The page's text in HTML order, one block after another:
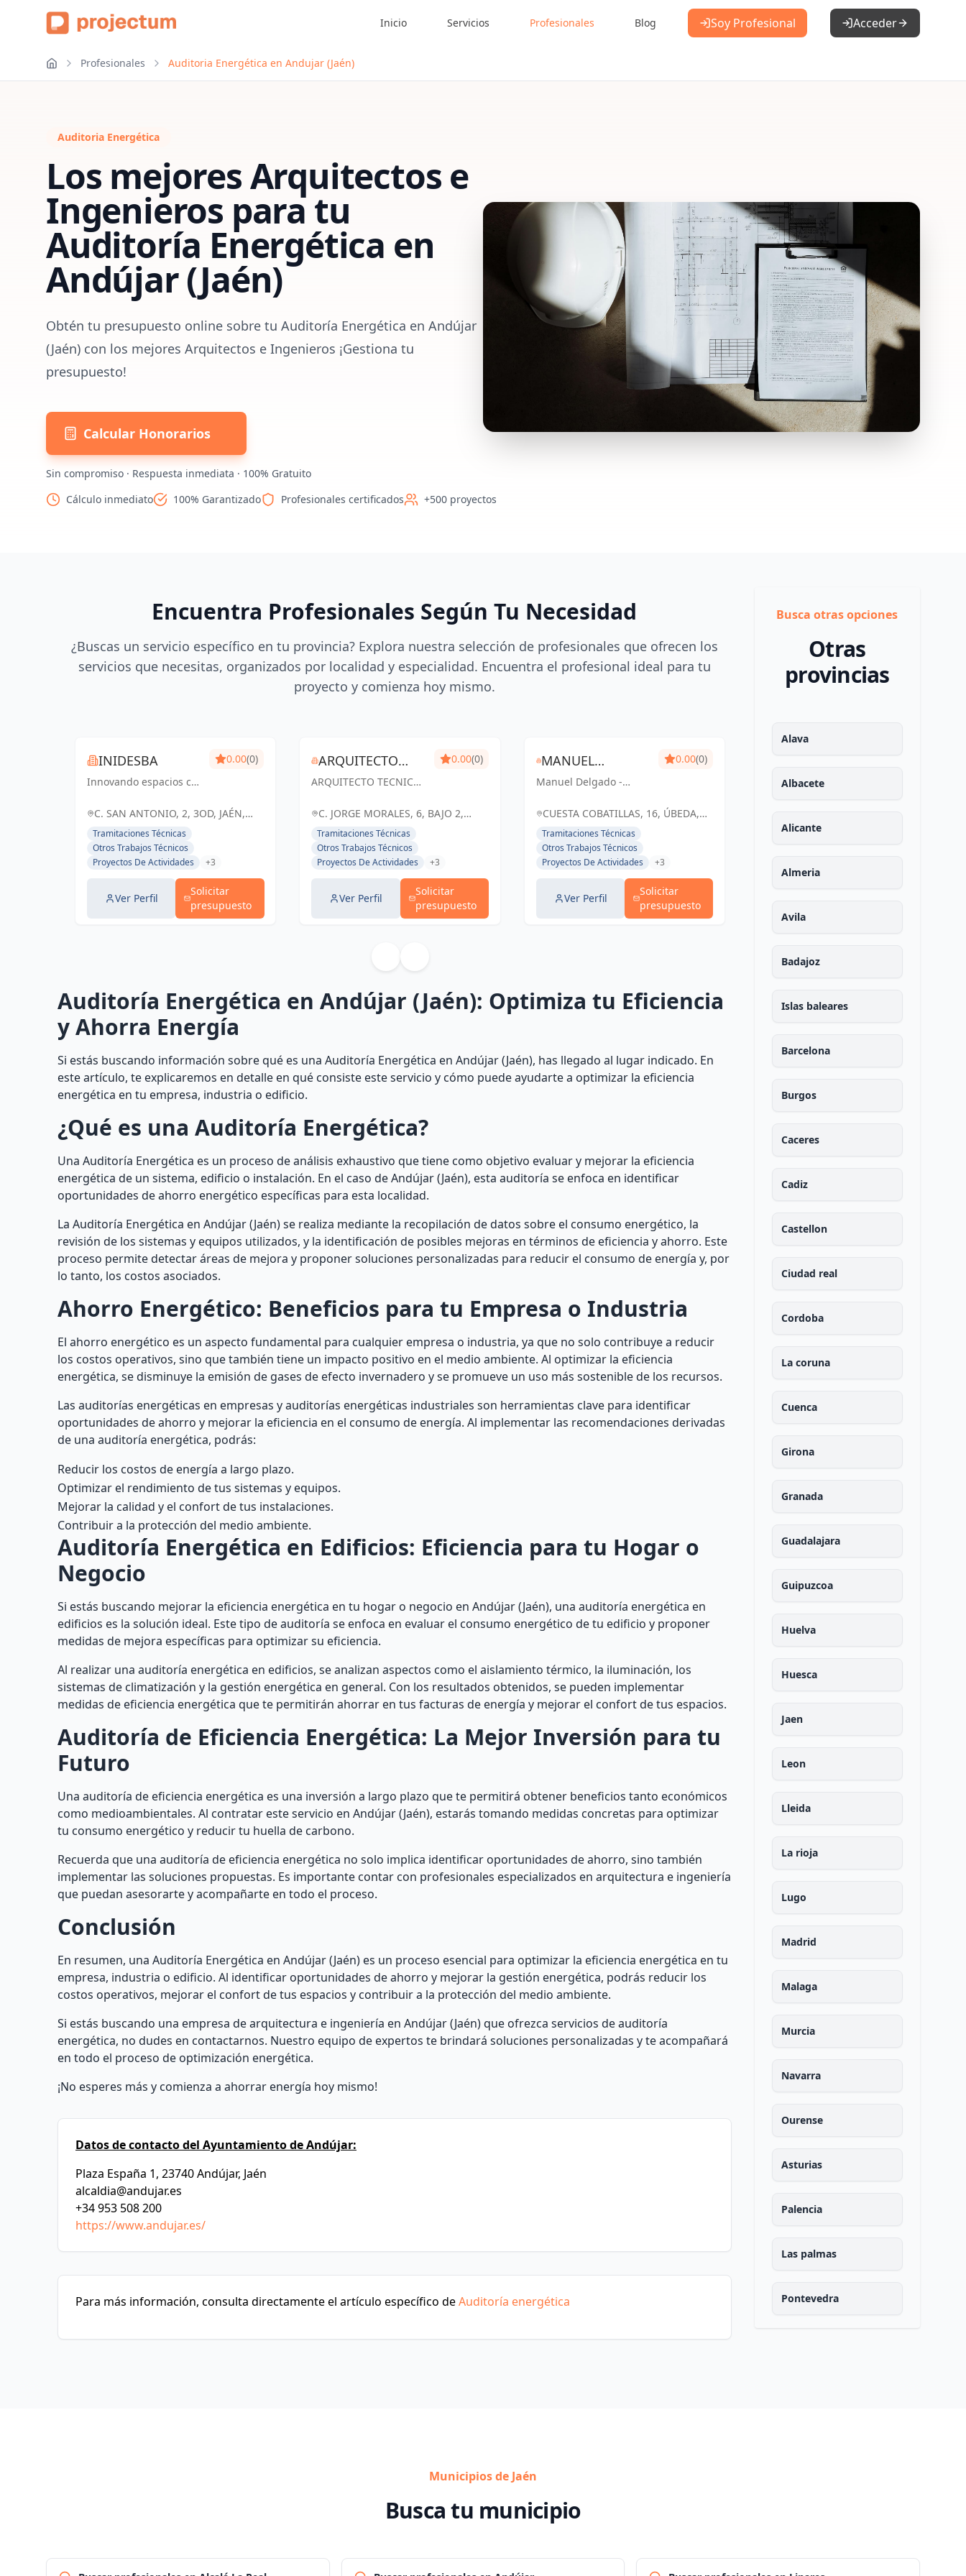
Inicio Servicios Profesionales Blog Soy Profesional Acceder
Profesionales Auditoria Energética en Andujar (Jaén)
Auditoria Energética
Los mejores Arquitectos e
Ingenieros para tu
Auditoría Energética en
Andújar (Jaén)
Obtén tu presupuesto online sobre tu Auditoría Energética en Andújar
(Jaén) con los mejores Arquitectos e Ingenieros ¡Gestiona tu
presupuesto!
Calcular Honorarios
Sin compromiso · Respuesta inmediata · 100% Gratuito
Cálculo inmediato
100% Garantizado Profesionales certificados +500 proyectos
Encuentra Profesionales Según Tu Necesidad
¿Buscas un servicio específico en tu provincia? Explora nuestra selección de profesionales que ofrecen los
servicios que necesitas, organizados por localidad y especialidad. Encuentra el profesional ideal para tu
proyecto y comienza hoy mismo.
INIDESBA
Innovando espacios con
arquitectónico de
0.00(0)
C. SAN ANTONIO, 2, 3OD, JAÉN,
ESPAÑA, España
Tramitaciones Técnicas
Otros Trabajos Técnicos
Proyectos De Actividades
+3
Ver Perfil
Solicitar
presupuesto
ARQUITECTO
TECNICO TMPRO
ARQUITECTO TECNICO
técnicas y creativas
ingeniería y
arquitectura en Jaén.
0.00(0)
C. JORGE MORALES, 6, BAJO 2,
JAÉN, ESPAÑA, España
Tramitaciones Técnicas
Otros Trabajos Técnicos
Proyectos De Actividades
+3
Ver Perfil
Solicitar
presupuesto
MANUEL
DELGADO -
ARQUITECTO
TÉCNICO
Manuel Delgado -
Soluciones ingeniosas
Úbeda y Jaén.
Trabajando juntos,
construyendo sueños.
0.00(0)
CUESTA COBATILLAS, 16, ÚBEDA,
JAÉN, ESPAÑA, España
Tramitaciones Técnicas
Otros Trabajos Técnicos
Proyectos De Actividades
+3
Ver Perfil
Solicitar
presupuesto
Auditoría Energética en Andújar (Jaén): Optimiza tu Eficiencia
y Ahorra Energía
Si estás buscando información sobre qué es una Auditoría Energética en Andújar (Jaén), has llegado al lugar indicado. En
este artículo, te explicaremos en detalle en qué consiste este servicio y cómo puede ayudarte a optimizar la eficiencia
energética en tu empresa, industria o edificio.
¿Qué es una Auditoría Energética?
Una Auditoría Energética es un proceso de análisis exhaustivo que tiene como objetivo evaluar y mejorar la eficiencia
energética de un sistema, edificio o instalación. En el caso de Andújar (Jaén), esta auditoría se enfoca en identificar
oportunidades de ahorro energético específicas para esta localidad.
La Auditoría Energética en Andújar (Jaén) se realiza mediante la recopilación de datos sobre el consumo energético, la
revisión de los sistemas y equipos utilizados, y la identificación de posibles mejoras en términos de eficiencia y ahorro. Este
proceso permite detectar áreas de mejora y proponer soluciones personalizadas para reducir el consumo de energía y, por
lo tanto, los costos asociados.
Ahorro Energético: Beneficios para tu Empresa o Industria
El ahorro energético es un aspecto fundamental para cualquier empresa o industria, ya que no solo contribuye a reducir
los costos operativos, sino que también tiene un impacto positivo en el medio ambiente. Al optimizar la eficiencia
energética, se disminuye la emisión de gases de efecto invernadero y se promueve un uso más sostenible de los recursos.
Las auditorías energéticas en empresas y auditorías energéticas industriales son herramientas clave para identificar
oportunidades de ahorro y mejorar la eficiencia en el consumo de energía. Al implementar las recomendaciones derivadas
de una auditoría energética, podrás:
Reducir los costos de energía a largo plazo.
Optimizar el rendimiento de tus sistemas y equipos.
Mejorar la calidad y el confort de tus instalaciones.
Contribuir a la protección del medio ambiente.
Auditoría Energética en Edificios: Eficiencia para tu Hogar o
Negocio
Si estás buscando mejorar la eficiencia energética en tu hogar o negocio en Andújar (Jaén), una auditoría energética en
edificios es la solución ideal. Este tipo de auditoría se enfoca en evaluar el consumo energético de tu edificio y proponer
medidas de mejora específicas para optimizar su eficiencia.
Al realizar una auditoría energética en edificios, se analizan aspectos como el aislamiento térmico, la iluminación, los
sistemas de climatización y la gestión energética en general. Con los resultados obtenidos, se pueden implementar
medidas de eficiencia energética que te permitirán ahorrar en tus facturas de energía y mejorar el confort de tus espacios.
Auditoría de Eficiencia Energética: La Mejor Inversión para tu
Futuro
Una auditoría de eficiencia energética es una inversión a largo plazo que te permitirá obtener beneficios tanto económicos
como medioambientales. Al contratar este servicio en Andújar (Jaén), estarás tomando medidas concretas para optimizar
tu consumo energético y reducir tu huella de carbono.
Recuerda que una auditoría de eficiencia energética no solo implica identificar oportunidades de ahorro, sino también
implementar las soluciones propuestas. Es importante contar con profesionales especializados en arquitectura e ingeniería
que puedan asesorarte y acompañarte en todo el proceso.
Conclusión
En resumen, una Auditoría Energética en Andújar (Jaén) es un proceso esencial para optimizar la eficiencia energética en tu
empresa, industria o edificio. Al identificar oportunidades de ahorro y mejorar la gestión energética, podrás reducir los
costos operativos, mejorar el confort de tus espacios y contribuir a la protección del medio ambiente.
Si estás buscando una empresa de arquitectura e ingeniería en Andújar (Jaén) que ofrezca servicios de auditoría
energética, no dudes en contactarnos. Nuestro equipo de expertos te brindará soluciones personalizadas y te acompañará
en todo el proceso de optimización energética.
¡No esperes más y comienza a ahorrar energía hoy mismo!
Datos de contacto del Ayuntamiento de Andújar:
Plaza España 1, 23740 Andújar, Jaén
alcaldia@andujar.es
+34 953 508 200
https://www.andujar.es/
Para más información, consulta directamente el artículo específico deAuditoría energética
Busca otras opciones
Otras
provincias
Alava
Albacete
Alicante
Almeria
Avila
Badajoz
Islas baleares
Barcelona
Burgos
Caceres
Cadiz
Castellon
Ciudad real
Cordoba
La coruna
Cuenca
Girona
Granada
Guadalajara
Guipuzcoa
Huelva
Huesca
Jaen
Leon
Lleida
La rioja
Lugo
Madrid
Malaga
Murcia
Navarra
Ourense
Asturias
Palencia
Las palmas
Pontevedra
Municipios de Jaén
Busca tu municipio